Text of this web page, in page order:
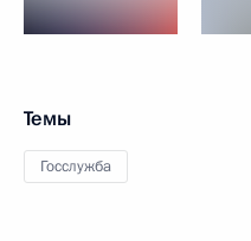
Темы
Госслужба